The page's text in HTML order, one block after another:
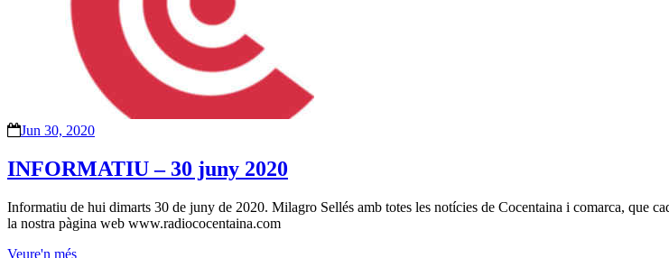
Jun 30, 2020
INFORMATIU – 30 juny 2020
Informatiu de hui dimarts 30 de juny de 2020. Milagro Sellés amb totes les notícies de Cocentaina i comarca, que
la nostra pàgina web www.radiococentaina.com
Veure'n més